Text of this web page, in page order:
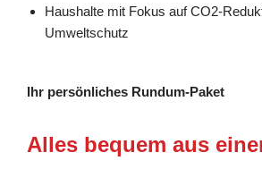
Haushalte mit Fokus auf CO2-
Umweltschutz
Ihr persönliches Rundum-Paket
Alles bequem aus